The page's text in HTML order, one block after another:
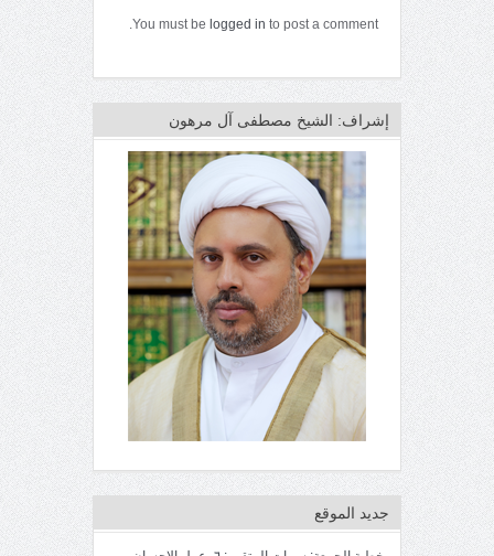
You must be logged in to post a comment.
إشراف: الشيخ مصطفى آل مرهون
جديد الموقع